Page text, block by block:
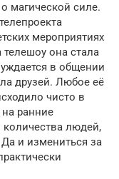
магической силе.
мероприятиях
она стала
в общении
друзей. Любое её
чисто в
ранние
людей,
и измениться за